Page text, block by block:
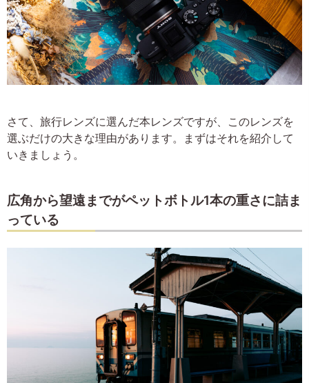
さて、旅行レンズに選んだ本レンズですが、このレンズを
選ぶだけの大きな理由があります。まずはそれを紹介して
いきましょう。
広角から望遠までがペットボトル1本の重さに詰ま
っている